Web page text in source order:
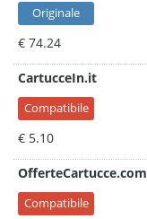
Originale
€ 74.24
CartucceIn.it
Compatibile
€ 5.10
OfferteCartucce.com
Compatibile